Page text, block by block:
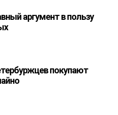
аргумент в пользу
покупают